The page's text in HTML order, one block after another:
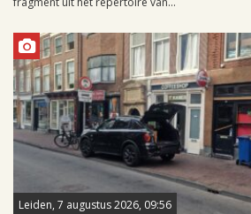
Leiden, 7 augustus 2026, 09:56